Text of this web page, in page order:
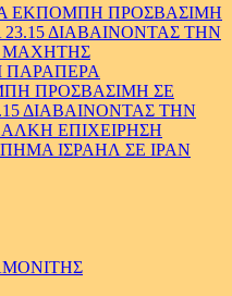
ΕΚΠΟΜΠΗ ΠΡΟΣΒΑΣΙΜΗ
ΔΙΑΒΑΙΝΟΝΤΑΣ ΤΗΝ
ΜΑΧΗΤΗΣ
ΠΑΡΑΠΕΡΑ
ΠΡΟΣΒΑΣΙΜΗ ΣΕ
ΔΙΑΒΑΙΝΟΝΤΑΣ ΤΗΝ
ΕΠΙΧΕΙΡΗΣΗ
ΙΣΡΑΗΛ ΣΕ ΙΡΑΝ